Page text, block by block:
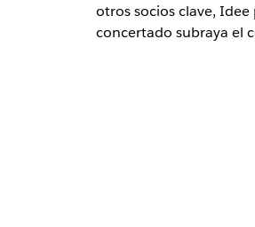
otros socios clave,
concertado subraya el